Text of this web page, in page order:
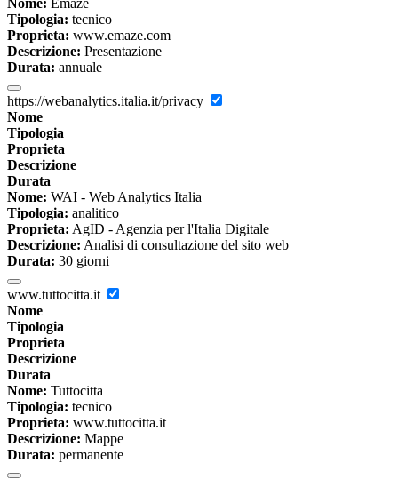
Tipologia: tecnico
Proprieta: www.emaze.com
Descrizione: Presentazione
Durata: annuale
https://webanalytics.italia.it/privacy
Nome
Tipologia
Proprieta
Descrizione
Durata
Nome: WAI - Web Analytics Italia
Tipologia: analitico
Proprieta: AgID - Agenzia per l'Italia Digitale
Descrizione: Analisi di consultazione del sito web
Durata: 30 giorni
www.tuttocitta.it
Nome
Tipologia
Proprieta
Descrizione
Durata
Nome: Tuttocitta
Tipologia: tecnico
Proprieta: www.tuttocitta.it
Descrizione: Mappe
Durata: permanente